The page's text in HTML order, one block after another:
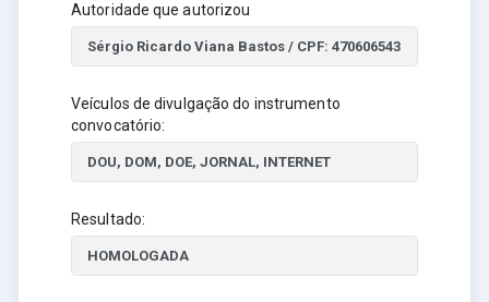
Autoridade que autorizou
Veículos de divulgação do instrumento
convocatório:
Resultado: